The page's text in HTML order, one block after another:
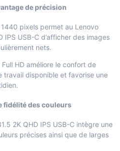
de précision
pixels permet au Lenovo
USB-C d’afficher des images
nets.
HD améliore le confort de
travail disponible et favorise une
fidélité des couleurs
2K QHD IPS USB-C intègre une
précises ainsi que de larges